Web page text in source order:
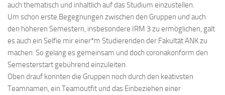
auch thematisch und inhaltlich auf das Studium einzustellen.
Um schon erste Begegnungen zwischen den Gruppen und auch
den höheren Semestern, insbesondere IRM 3 zu ermöglichen, galt
es auch ein Selfie mir einer*m Studierenden der Fakultät ANK zu
machen. So gelang es gemeinsam und doch coronakonform den
Semesterstart gebührend einzuleiten.
Oben drauf konnten die Gruppen noch durch den keativsten
Teamnamen, ein Teamoutfit und das Einbeziehen einer